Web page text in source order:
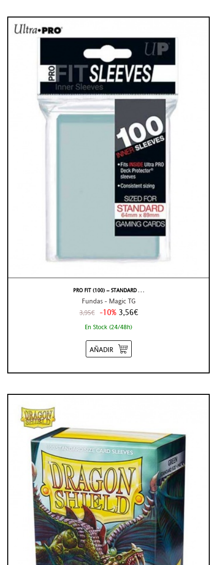
PRO FIT (100) – STANDARD . . .
Fundas - Magic TG
3,95€ -10% 3,56€
En Stock (24/48h)
AÑADIR